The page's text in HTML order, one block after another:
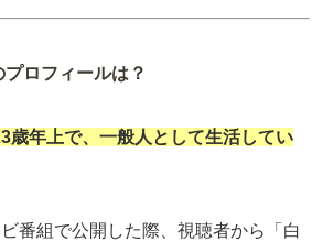
ロフィールは？
歳年上で、一般人として生活してい
番組で公開した際、視聴者から「白